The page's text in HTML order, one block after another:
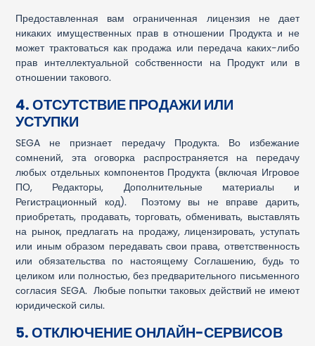
Предоставленная вам ограниченная лицензия не дает
никаких имущественных прав в отношении Продукта и не
может трактоваться как продажа или передача каких-либо
прав интеллектуальной собственности на Продукт или в
отношении такового.
4. ОТСУТСТВИЕ ПРОДАЖИ ИЛИ
УСТУПКИ
SEGA не признает передачу Продукта. Во избежание
сомнений, эта оговорка распространяется на передачу
любых отдельных компонентов Продукта (включая Игровое
ПО, Редакторы, Дополнительные материалы и
Регистрационный код). Поэтому вы не вправе дарить,
приобретать, продавать, торговать, обменивать, выставлять
на рынок, предлагать на продажу, лицензировать, уступать
или иным образом передавать свои права, ответственность
или обязательства по настоящему Соглашению, будь то
целиком или полностью, без предварительного письменного
согласия SEGA. Любые попытки таковых действий не имеют
юридической силы.
5. ОТКЛЮЧЕНИЕ ОНЛАЙН-СЕРВИСОВ